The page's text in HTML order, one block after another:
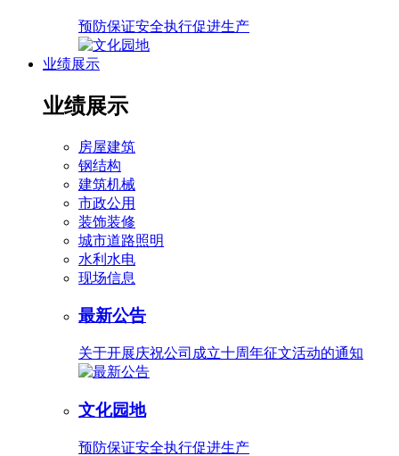
预防保证安全执行促进生产
业绩展示
业绩展示
房屋建筑
钢结构
建筑机械
市政公用
装饰装修
城市道路照明
水利水电
现场信息
最新公告
关于开展庆祝公司成立十周年征文活动的通知
文化园地
预防保证安全执行促进生产